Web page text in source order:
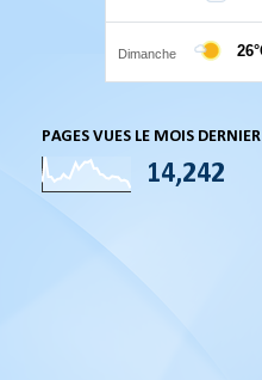
PAGES VUES LE MOIS DERNIER
14,242